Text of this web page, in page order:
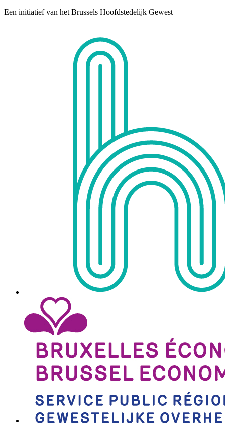
Een initiatief van het Brussels Hoofdstedelijk Gewest